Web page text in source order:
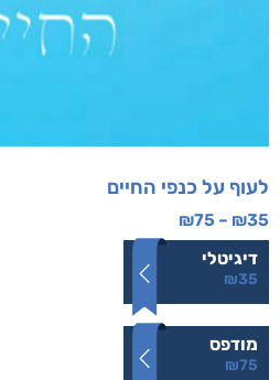
לעוף על כנפי החיים
₪35
–
₪75
דיגיטלי
₪35
מודפס
₪75